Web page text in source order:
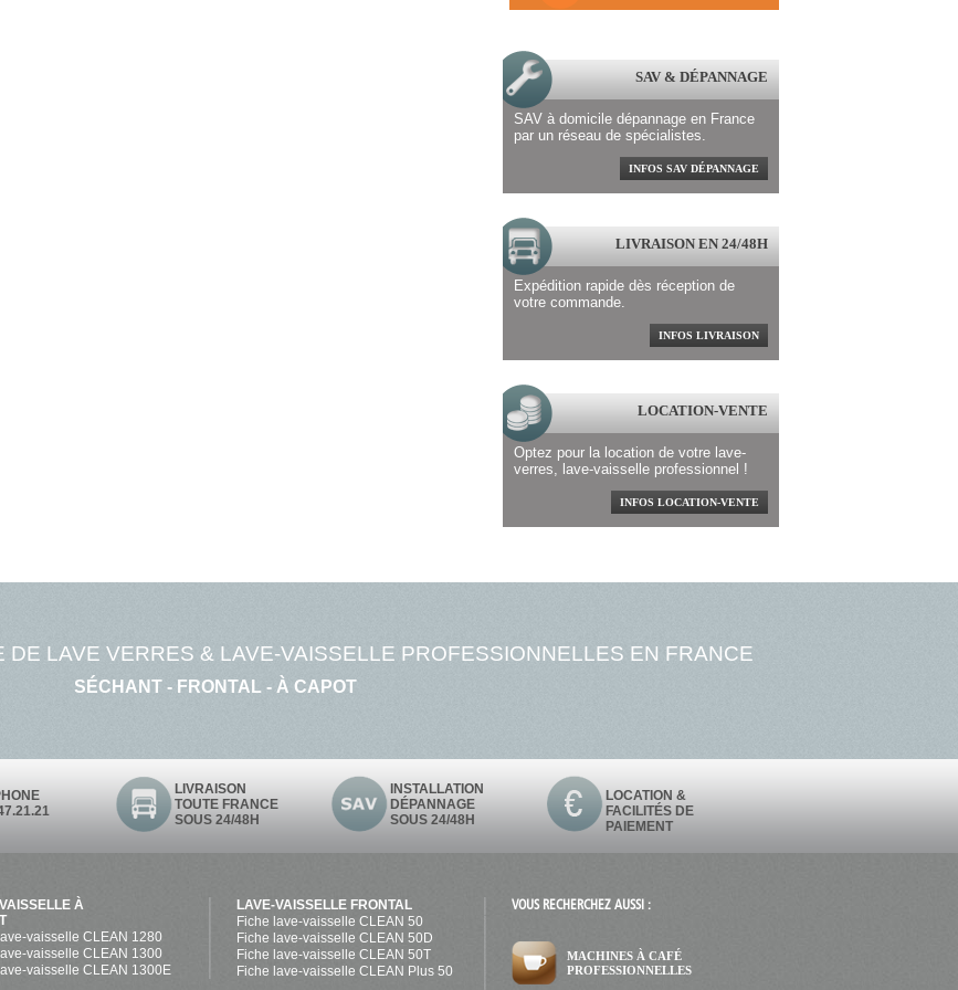
SAV & DÉPANNAGE
SAV à domicile dépannage en France
par un réseau de spécialistes.
INFOS SAV DÉPANNAGE
LIVRAISON EN 24/48H
Expédition rapide dès réception de
votre commande.
INFOS LIVRAISON
LOCATION-VENTE
Optez pour la location de votre lave-
verres, lave-vaisselle professionnel !
INFOS LOCATION-VENTE
DE LAVE VERRES & LAVE-VAISSELLE PROFESSIONNELLES EN FRANCE
SÉCHANT - FRONTAL - À CAPOT
LIVRAISON
TOUTE FRANCE
SOUS 24/48H
INSTALLATION
DÉPANNAGE
SOUS 24/48H
LOCATION &
FACILITÉS DE
PAIEMENT
À
vaisselle CLEAN 1280
vaisselle CLEAN 1300
vaisselle CLEAN 1300E
LAVE-VAISSELLE FRONTAL
Fiche lave-vaisselle CLEAN 50
Fiche lave-vaisselle CLEAN 50D
Fiche lave-vaisselle CLEAN 50T
Fiche lave-vaisselle CLEAN Plus 50
VOUS RECHERCHEZ AUSSI :
MACHINES À CAFÉ
PROFESSIONNELLES